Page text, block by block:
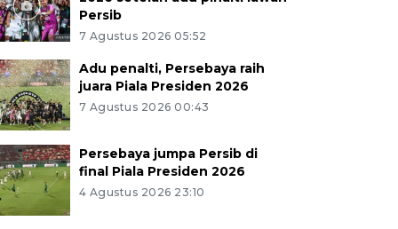
Persib
7 Agustus 2026 05:52
Adu penalti, Persebaya raih
juara Piala Presiden 2026
7 Agustus 2026 00:43
Persebaya jumpa Persib di
final Piala Presiden 2026
4 Agustus 2026 23:10